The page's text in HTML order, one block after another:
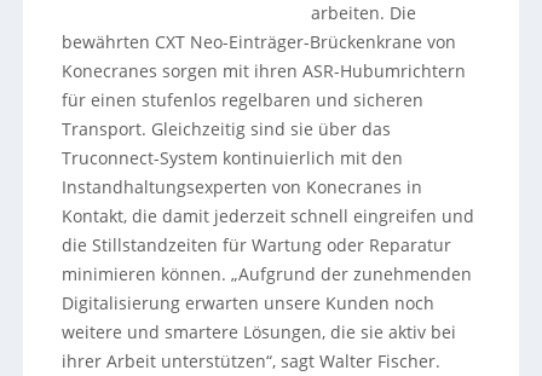
arbeiten. Die
bewährten CXT Neo-Einträger-Brückenkrane von
Konecranes sorgen mit ihren ASR-Hubumrichtern
für einen stufenlos regelbaren und sicheren
Transport. Gleichzeitig sind sie über das
Truconnect-System kontinuierlich mit den
Instandhaltungsexperten von Konecranes in
Kontakt, die damit jederzeit schnell eingreifen und
die Stillstandzeiten für Wartung oder Reparatur
minimieren können. „Aufgrund der zunehmenden
Digitalisierung erwarten unsere Kunden noch
weitere und smartere Lösungen, die sie aktiv bei
ihrer Arbeit unterstützen“, sagt Walter Fischer.